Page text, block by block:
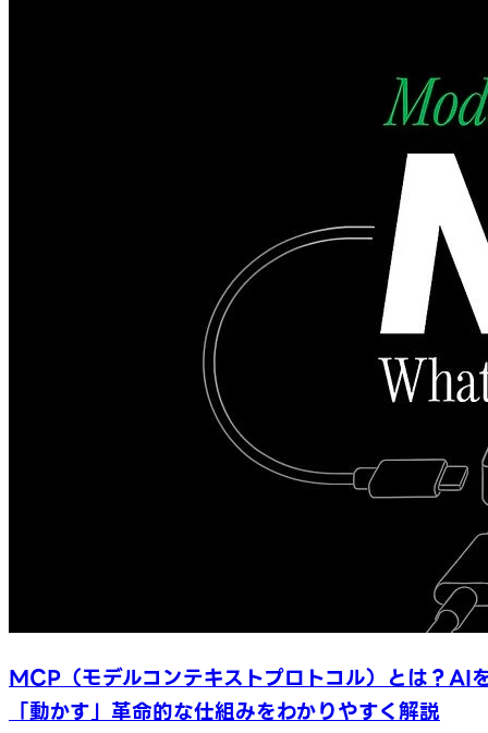
MCP（モデルコンテキストプロトコル）とは？AI
「動かす」革命的な仕組みをわかりやすく解説